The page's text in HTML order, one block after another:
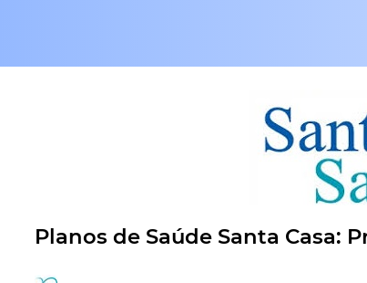
Planos de Saúde Santa Casa: